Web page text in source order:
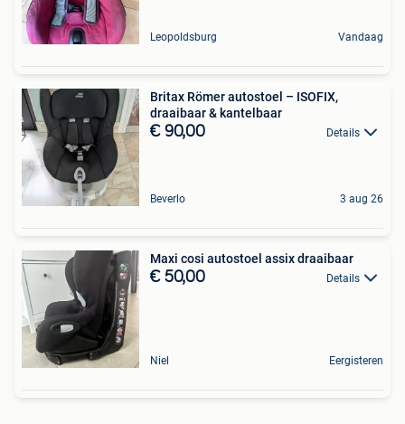
Leopoldsburg Vandaag
Britax Römer autostoel – ISOFIX,
draaibaar & kantelbaar
€ 90,00 Details
Beverlo 3 aug 26
Maxi cosi autostoel assix draaibaar
€ 50,00 Details
Niel Eergisteren